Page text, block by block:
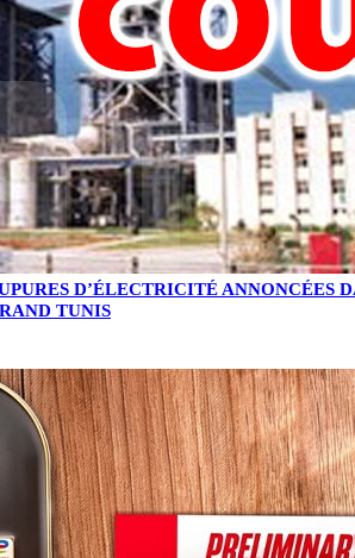
D’ÉLECTRICITÉ ANNONCÉES
TUNIS